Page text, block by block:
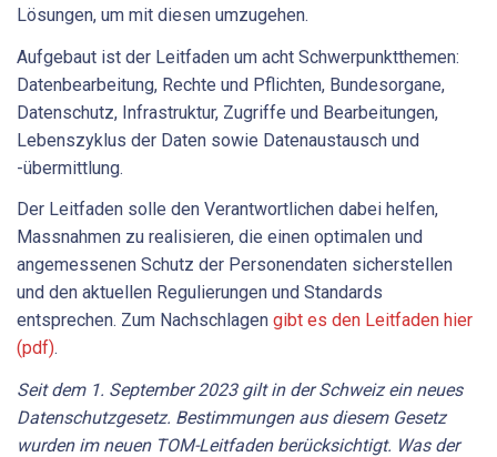
Lösungen, um mit diesen umzugehen.
Aufgebaut ist der Leitfaden um acht Schwerpunktthemen:
Datenbearbeitung, Rechte und Pflichten, Bundesorgane,
Datenschutz, Infrastruktur, Zugriffe und Bearbeitungen,
Lebenszyklus der Daten sowie Datenaustausch und
-übermittlung.
Der Leitfaden solle den Verantwortlichen dabei helfen,
Massnahmen zu realisieren, die einen optimalen und
angemessenen Schutz der Personendaten sicherstellen
und den aktuellen Regulierungen und Standards
entsprechen. Zum Nachschlagen gibt es den Leitfaden hier
(pdf).
Seit dem 1. September 2023 gilt in der Schweiz ein neues
Datenschutzgesetz. Bestimmungen aus diesem Gesetz
wurden im neuen TOM-Leitfaden berücksichtigt. Was der